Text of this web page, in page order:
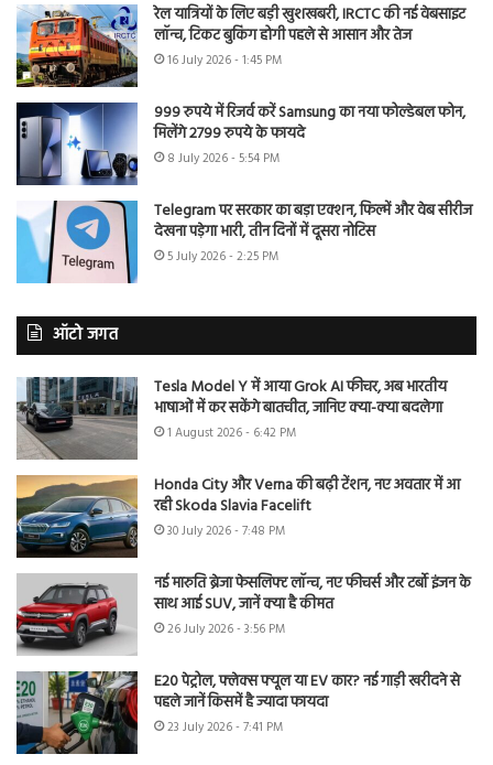
रेल यात्रियों के लिए बड़ी खुशखबरी, IRCTC की नई वेबसाइट
लॉन्च, टिकट बुकिंग होगी पहले से आसान और तेज
16 July 2026 - 1:45 PM
999 रुपये में रिजर्व करें Samsung का नया फोल्डेबल फोन,
मिलेंगे 2799 रुपये के फायदे
8 July 2026 - 5:54 PM
Telegram पर सरकार का बड़ा एक्शन, फिल्में और वेब सीरीज
देखना पड़ेगा भारी, तीन दिनों में दूसरा नोटिस
5 July 2026 - 2:25 PM
ऑटो जगत
Tesla Model Y में आया Grok AI फीचर, अब भारतीय
भाषाओं में कर सकेंगे बातचीत, जानिए क्या-क्या बदलेगा
1 August 2026 - 6:42 PM
Honda City और Verna की बढ़ी टेंशन, नए अवतार में आ
रही Skoda Slavia Facelift
30 July 2026 - 7:48 PM
नई मारुति ब्रेजा फेसलिफ्ट लॉन्च, नए फीचर्स और टर्बो इंजन के
साथ आई SUV, जानें क्या है कीमत
26 July 2026 - 3:56 PM
E20 पेट्रोल, फ्लेक्स फ्यूल या EV कार? नई गाड़ी खरीदने से
पहले जानें किसमें है ज्यादा फायदा
23 July 2026 - 7:41 PM